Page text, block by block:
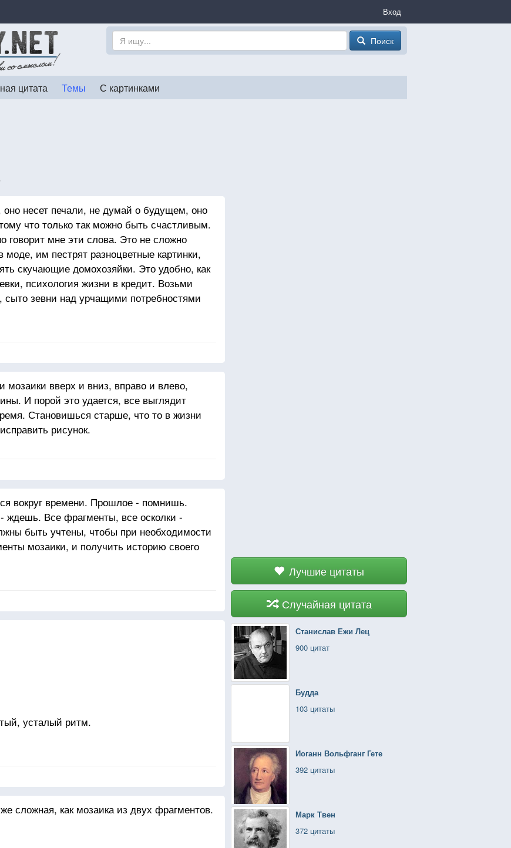
Вход
Поиск
цитата Темы С картинками
Лучшие цитаты
Случайная цитата
Станислав Ежи Лец
900 цитат
Будда
103 цитаты
Иоганн Вольфганг Гете
392 цитаты
Марк Твен
372 цитаты
несет печали, не думай о будущем, оно
что только так можно быть счастливым.
говорит мне эти слова. Это не сложно
им пестрят разноцветные картинки,
скучающие домохозяйки. Это удобно, как
психология жизни в кредит. Возьми
сыто зевни над урчащими потребностями
завтра, а это так далеко от тебя.
мысль как знамя, и вдруг понимаю,
времен, на мозаику мелочей. Живи
или будущим так больно.
она не имеет границ, она не делится на
цени прошлое, оно учило тебя, радуйся
в будущее, оно принадлежит тебе, не
бытия, ни запирай душу свою
ни в настоящем. И будь
вверх и вниз, вправо и влево,
И порой это удается, все выглядит
Становишься старше, что то в жизни
рисунок.
вокруг времени. Прошлое - помнишь.
Все фрагменты, все осколки -
быть учтены, чтобы при необходимости
мозаики, и получить историю своего
усталый ритм.
чертит чем —
клялась
сложная, как мозаика из двух фрагментов.